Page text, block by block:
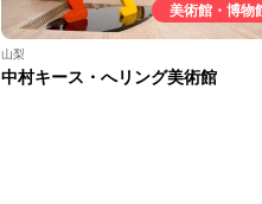
美術館・博物
山梨
中村キース・へリング美術館